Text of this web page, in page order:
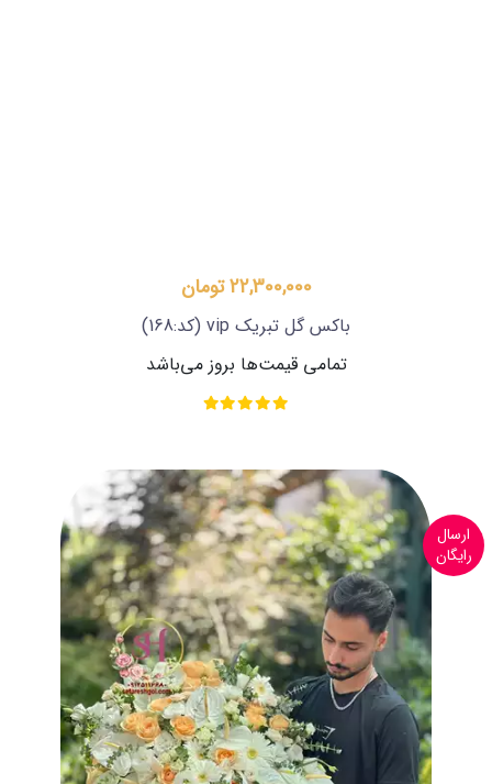
22,300,000 تومان
باکس گل تبریک vip
(کد:168)
تمامی قیمت‌ها بروز می‌باشد
ارسال
رایگان